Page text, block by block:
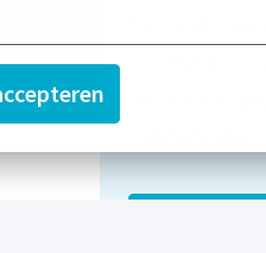
Doordat je
werkt, moet
week) vrij